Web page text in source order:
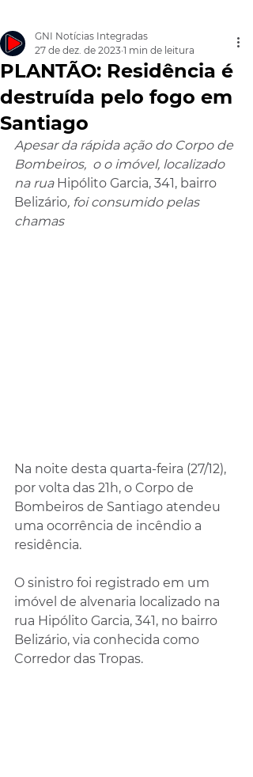
PLANTÃO: Residência é
destruída pelo fogo em
Santiago
GNI Notícias Integradas
27 de dez. de 2023 1 min de leitura
Apesar da rápida ação do Corpo de
Bombeiros,  o o imóvel, localizado
na rua Hipólito Garcia, 341, bairro
Belizário, foi consumido pelas
chamas
Na noite desta quarta-feira (27/12),
por volta das 21h, o Corpo de
Bombeiros de Santiago atendeu
uma ocorrência de incêndio a
residência.
O sinistro foi registrado em um
imóvel de alvenaria localizado na
rua Hipólito Garcia, 341, no bairro
Belizário, via conhecida como
Corredor das Tropas.